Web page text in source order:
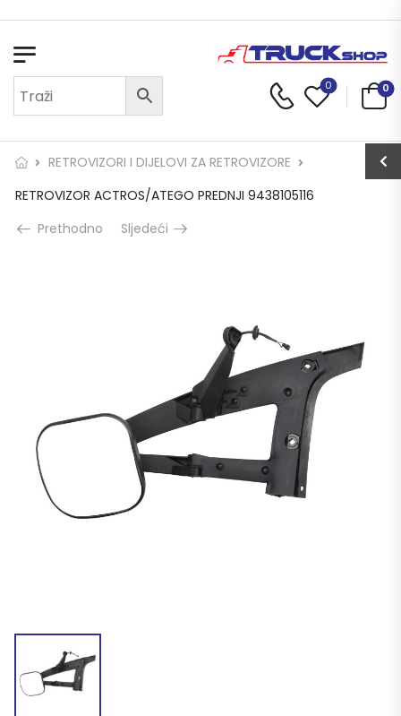
0 0
RETROVIZORI I DIJELOVI ZA RETROVIZORE
RETROVIZOR ACTROS/ATEGO PREDNJI 9438105116
Prethodno
Sljedeći